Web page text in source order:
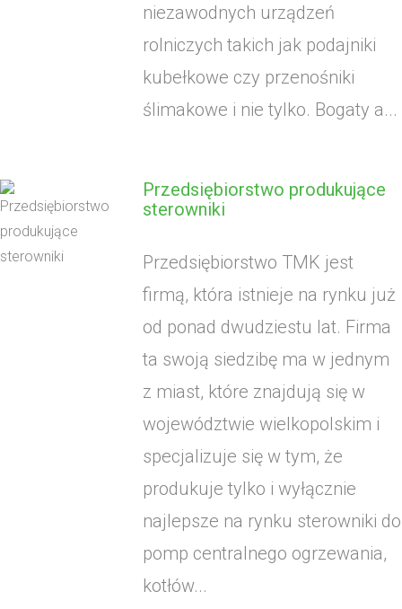
niezawodnych urządzeń
rolniczych takich jak podajniki
kubełkowe czy przenośniki
ślimakowe i nie tylko. Bogaty a...
Przedsiębiorstwo produkujące
sterowniki
Przedsiębiorstwo TMK jest
firmą, która istnieje na rynku już
od ponad dwudziestu lat. Firma
ta swoją siedzibę ma w jednym
z miast, które znajdują się w
województwie wielkopolskim i
specjalizuje się w tym, że
produkuje tylko i wyłącznie
najlepsze na rynku sterowniki do
pomp centralnego ogrzewania,
kotłów...